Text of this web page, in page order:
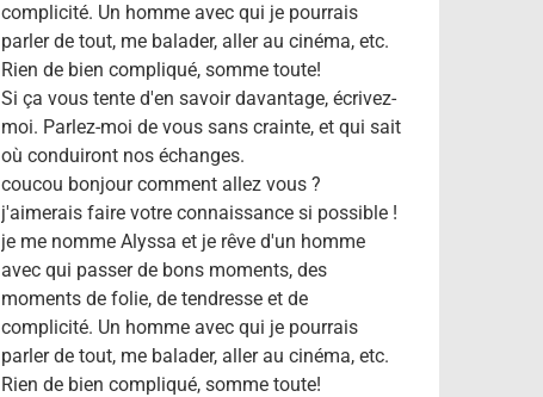
complicité. Un homme avec qui je pourrais
parler de tout, me balader, aller au cinéma, etc.
Rien de bien compliqué, somme toute!
Si ça vous tente d'en savoir davantage, écrivez-
moi. Parlez-moi de vous sans crainte, et qui sait
où conduiront nos échanges.
coucou bonjour comment allez vous ?
j'aimerais faire votre connaissance si possible !
je me nomme Alyssa et je rêve d'un homme
avec qui passer de bons moments, des
moments de folie, de tendresse et de
complicité. Un homme avec qui je pourrais
parler de tout, me balader, aller au cinéma, etc.
Rien de bien compliqué, somme toute!